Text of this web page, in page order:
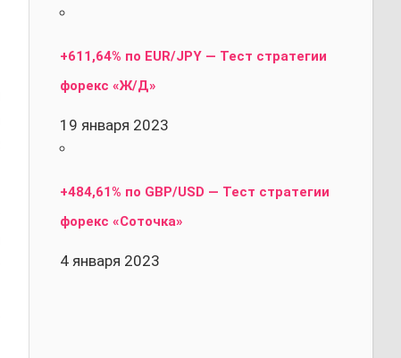
+611,64% по EUR/JPY — Тест стратегии
форекс «Ж/Д»
19 января 2023
+484,61% по GBP/USD — Тест стратегии
форекс «Соточка»
4 января 2023